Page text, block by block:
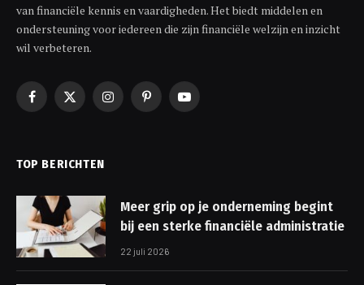
van financiële kennis en vaardigheden. Het biedt middelen en
ondersteuning voor iedereen die zijn financiële welzijn en inzicht
wil verbeteren.
Facebook
X
InstagramPinterestYouTube
TOP BERICHTEN
Meer grip op je onderneming begint
bij een sterke financiële administratie
22 juli 2026